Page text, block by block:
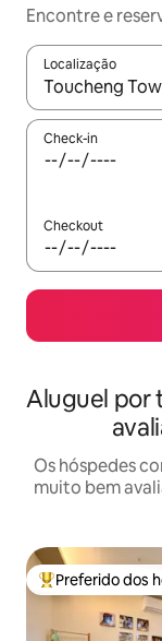
Encontre e
Localização
Quando os
Check-in
Checkout
Aluguel por
Os hóspedes
muito bem
Entre os
Preferido dos